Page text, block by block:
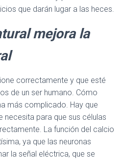
que darán lugar a las heces.
mejora la
correctamente y que esté
de un ser humano. Cómo
más complicado. Hay que
necesita para que sus células
La función del calcio
ya que las neuronas
la señal eléctrica, que se